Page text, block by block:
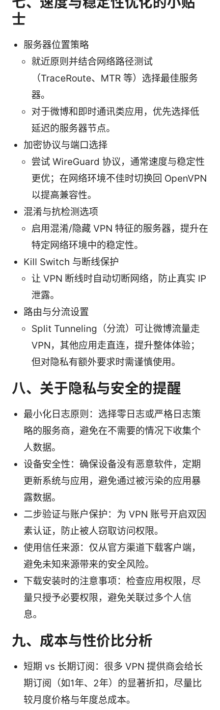
士
服务器位置策略
就近原则并结合网络路径测试
（TraceRoute、MTR 等）选择最佳服务
器。
对于微博和即时通讯类应用，优先选择低
延迟的服务器节点。
加密协议与端口选择
尝试 WireGuard 协议，通常速度与稳定性
更优；在网络环境不佳时切换回 OpenVPN
以提高兼容性。
混淆与抗检测选项
启用混淆/隐藏 VPN 特征的服务器，提升在
特定网络环境中的稳定性。
Kill Switch 与断线保护
让 VPN 断线时自动切断网络，防止真实 IP
泄露。
路由与分流设置
Split Tunneling（分流）可让微博流量走
VPN，其他应用走直连，提升整体体验；
但对隐私有额外要求时需谨慎使用。
八、关于隐私与安全的提醒
最小化日志原则：选择零日志或严格日志策
略的服务商，避免在不需要的情况下收集个
人数据。
设备安全性：确保设备没有恶意软件，定期
更新系统与应用，避免通过被污染的应用暴
露数据。
二步验证与账户保护：为 VPN 账号开启双因
素认证，防止被人窃取访问权限。
使用信任来源：仅从官方渠道下载客户端，
避免未知来源带来的安全风险。
下载安装时的注意事项：检查应用权限，尽
量只授予必要权限，避免关联过多个人信
息。
九、成本与性价比分析
短期 vs 长期订阅：很多 VPN 提供商会给长
期订阅（如1年、2年）的显著折扣，尽量比
较月度价格与年度总成本。